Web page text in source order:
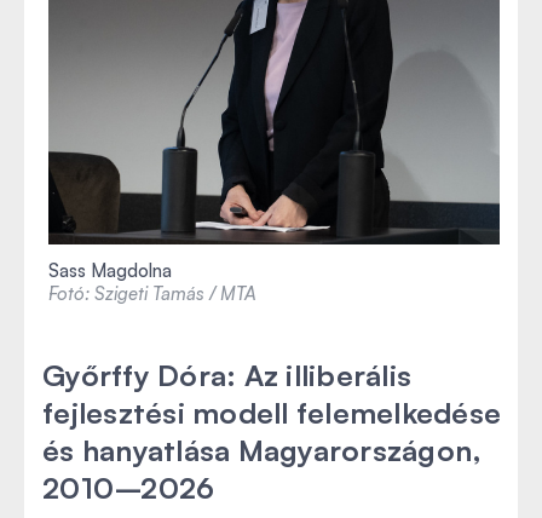
Sass Magdolna
Fotó: Szigeti Tamás / MTA
Győrffy Dóra: Az illiberális
fejlesztési modell felemelkedése
és hanyatlása Magyarországon,
2010–2026